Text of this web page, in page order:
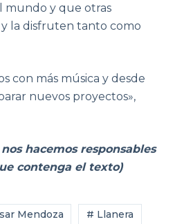
mundo y que otras
la disfruten tanto como
con más música y desde
nuevos proyectos»,
hacemos responsables
contenga el texto)
Mendoza # Llanera